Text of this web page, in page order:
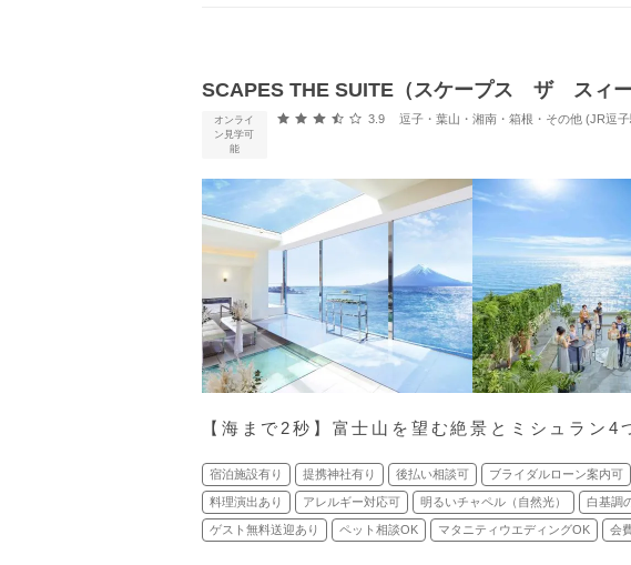
SCAPES THE SUITE（スケープス ザ スィー
オンライ
ン見学可
能
口コミ評価
3.9 逗子・葉山・湘南・箱根・その他 (JR逗子駅) / 式場・
【海まで2秒】富士山を望む絶景とミシュラン4
宿泊施設有り 提携神社有り 後払い相談可 ブライダルローン案内可
料理演出あり アレルギー対応可 明るいチャペル（自然光） 白基調
ゲスト無料送迎あり ペット相談OK マタニティウエディングOK 会